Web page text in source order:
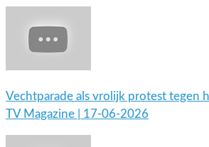
Vechtparade als vrolijk protest tegen
TV Magazine | 17-06-2026